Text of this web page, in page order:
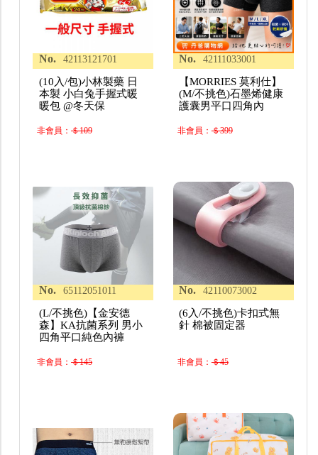
No. 42113121701
(10入/包)小林製藥 日
本製 小白兔手握式暖
暖包 @冬天保
非會員：＄109
No. 42111033001
【MORRIES 莫利仕】
(M/不挑色)石墨烯健康
護囊男平口四角內
非會員：＄399
No. 65112051011
(L/不挑色)【金安德
森】KA抗菌系列 男小
四角平口純色內褲
非會員：＄145
No. 42110073002
(6入/不挑色)卡扣式無
針 棉被固定器
非會員：＄45